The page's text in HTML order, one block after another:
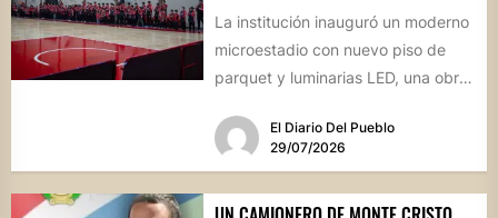
La institución inauguró un moderno
microestadio con nuevo piso de
parquet y luminarias LED, una obra
El Diario Del Pueblo
29/07/2026